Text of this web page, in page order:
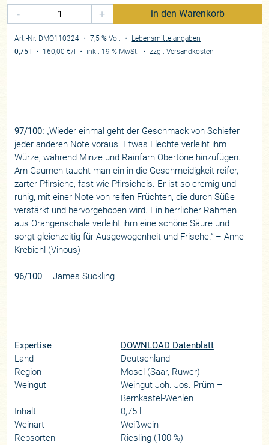
-
+ in den Warenkorb
Art.-Nr. DMO110324 ・ 7,5 % Vol. ・ Lebensmittelangaben
0,75 l
・ 160,00 €/l ・ inkl. 19 % MwSt. ・zzgl.Versandkosten
97/100: „Wieder einmal geht der Geschmack von Schiefer
jeder anderen Note voraus. Etwas Flechte verleiht ihm
Würze, während Minze und Rainfarn Obertöne hinzufügen.
Am Gaumen taucht man ein in die Geschmeidigkeit reifer,
zarter Pfirsiche, fast wie Pfirsicheis. Er ist so cremig und
ruhig, mit einer Note von reifen Früchten, die durch Süße
verstärkt und hervorgehoben wird. Ein herrlicher Rahmen
aus Orangenschale verleiht ihm eine schöne Säure und
sorgt gleichzeitig für Ausgewogenheit und Frische.“ – Anne
Krebiehl (Vinous)
96/100 – James Suckling
Expertise
DOWNLOAD Datenblatt
Land
Deutschland
Region
Mosel (Saar, Ruwer)
Weingut
Weingut Joh. Jos. Prüm –
Bernkastel-Wehlen
Inhalt
0,75 l
Weinart
Weißwein
Rebsorten
Riesling (100 %)